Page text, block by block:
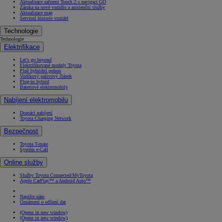
Aktualizace zařízení Touch 2 s navigací GO
Záruka na nové vozidlo a asistenční služby
Aktualizace map
Servisní historie vozidel
Technologie
Technologie
Elektrifikace
Let's go beyond
Elektrifikované modely Toyota
Plně hybridní pohon
Vodíkový palivový článek
Plug-in hybrid
Bateriové elektromobily
Nabíjení elektromobilu
Domácí nabíjení
Toyota Charging Network
Bezpečnost
Toyota T-mate
Systém e-Call
Online služby
Služby Toyota Connected/MyToyota
Apple CarPlay™ a Android Auto™
Napište nám
Oznámení o sdílení dat
(Opens in new window)
(Opens in new window)